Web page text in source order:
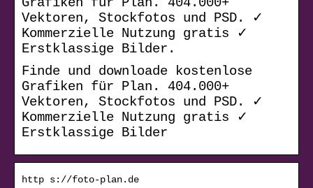
Vektoren, Stockfotos und PSD. ✓
Kommerzielle Nutzung gratis ✓
Erstklassige Bilder.
Finde und downloade kostenlose
Grafiken für Plan. 404.000+
Vektoren, Stockfotos und PSD. ✓
Kommerzielle Nutzung gratis ✓
Erstklassige Bilder
http s://foto-plan.de